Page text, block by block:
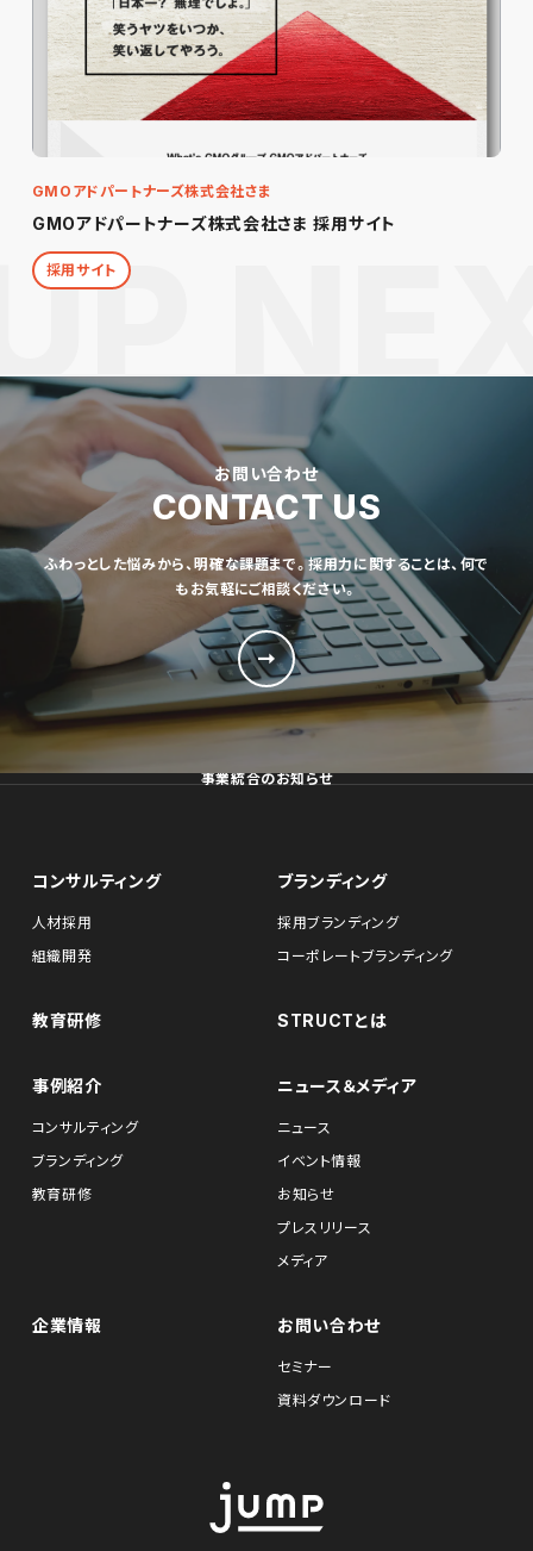
GMOアドパートナーズ株式会社さま
GMOアドパートナーズ株式会社さま 採用サイト
採用サイト
お問い合わせ
CONTACT US
ふわっとした悩みから、明確な課題まで。採用力に関することは、何で
もお気軽にご相談ください。
事業統合のお知らせ
コンサルティング
人材採用
組織開発
ブランディング
採用ブランディング
コーポレートブランディング
教育研修 STRUCTとは
事例紹介
コンサルティング
ブランディング
教育研修
ニュース＆メディア
ニュース
イベント情報
お知らせ
プレスリリース
メディア
企業情報 お問い合わせ
セミナー
資料ダウンロード